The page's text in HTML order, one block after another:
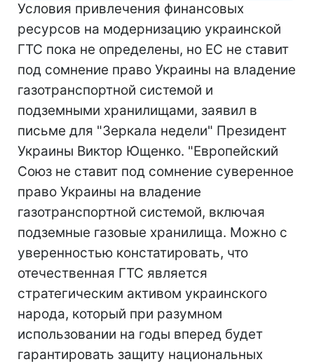
Условия привлечения финансовых
ресурсов на модернизацию украинской
ГТС пока не определены, но ЕС не ставит
под сомнение право Украины на владение
газотранспортной системой и
подземными хранилищами, заявил в
письме для "Зеркала недели" Президент
Украины Виктор Ющенко. "Европейский
Союз не ставит под сомнение суверенное
право Украины на владение
газотранспортной системой, включая
подземные газовые хранилища. Можно с
уверенностью констатировать, что
отечественная ГТС является
стратегическим активом украинского
народа, который при разумном
использовании на годы вперед будет
гарантировать защиту национальных